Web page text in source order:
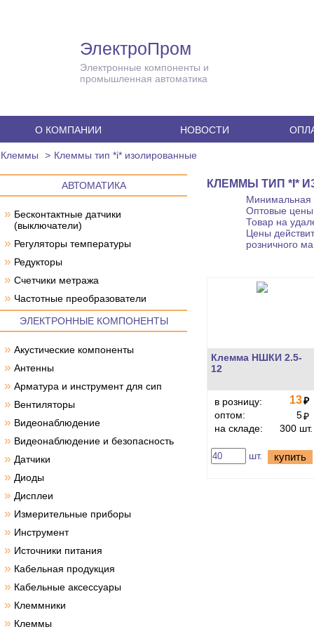
ЭлектроПром
Электронные компоненты и
промышленная автоматика
О КОМПАНИИ НОВОСТИ
Клеммы Клеммы тип *i* изолированные
АВТОМАТИКА
» Бесконтактные датчики
(выключатели)
» Регуляторы температуры
» Редукторы
» Счетчики метража
» Частотные преобразователи
ЭЛЕКТРОННЫЕ КОМПОНЕНТЫ
» Акустические компоненты
» Антенны
» Арматура и инструмент для сип
» Вентиляторы
» Видеонаблюдение
» Видеонаблюдение и безопасность
» Датчики
» Диоды
» Дисплеи
» Измерительные приборы
» Инструмент
» Источники питания
» Кабельная продукция
» Кабельные аксессуары
» Клеммники
» Клеммы
КЛЕММЫ ТИП *I*
Минимальная
Оптовые цены
Товар на
Цены
розничного
Клемма НШКИ 2.5-
12
в розницу: 13₽
оптом:
5₽
на складе:
300 шт.
шт. купить